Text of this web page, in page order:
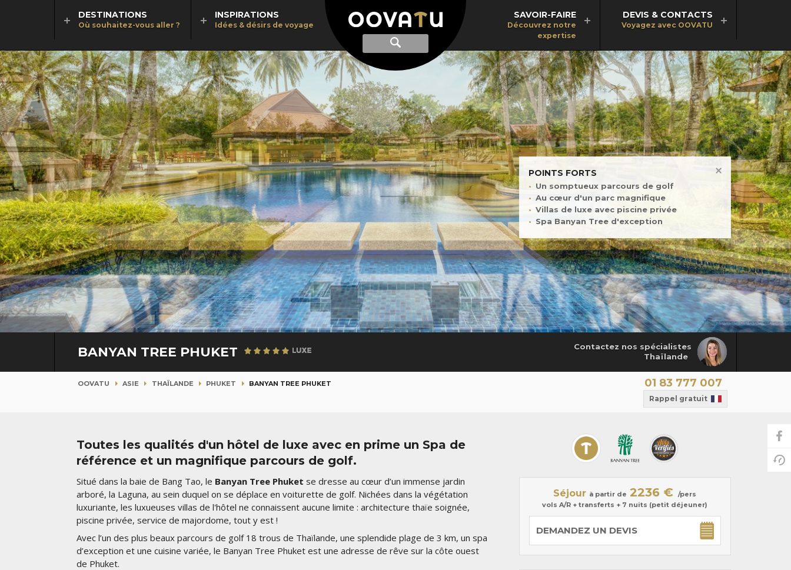
Afficher
recherche
Recherche
DESTINATIONS
Où souhaitez-vous aller ?
INSPIRATIONS
Idées & désirs de voyage
SAVOIR-FAIRE
Découvrez notre
expertise
DEVIS & CONTACTS
Voyagez avec OOVATU
POINTS FORTS
Un somptueux parcours de golf
Au cœur d'un parc magnifique
Villas de luxe avec piscine privée
Spa Banyan Tree d'exception
BANYAN TREE PHUKET
Contactez nos spécialistes
Thaïlande
OOVATU ASIE THAÏLANDE PHUKET BANYAN TREE PHUKET 01 83 777 007
Rappel gratuit
Toutes les qualités d'un hôtel de luxe avec en prime un Spa de
référence et un magnifique parcours de golf.
Situé dans la baie de Bang Tao, le Banyan Tree Phuket se dresse au cœur d’un immense jardin
arboré, la Laguna, au sein duquel on se déplace en voiturette de golf. Nichées dans la végétation
luxuriante, les luxueuses villas de l'hôtel ne connaissent aucune limite : architecture thaïe soignée,
piscine privée, service de majordome, tout y est !
Avec l’un des plus beaux parcours de golf 18 trous de Thaïlande, une splendide plage de 3 km, un spa
d’exception et une cuisine variée, le Banyan Tree Phuket est une adresse de rêve sur la côte ouest
de Phuket.
Séjour à partir de 2236 € /pers
vols A/R + transferts + 7 nuits (petit déjeuner)
DEMANDEZ UN DEVIS